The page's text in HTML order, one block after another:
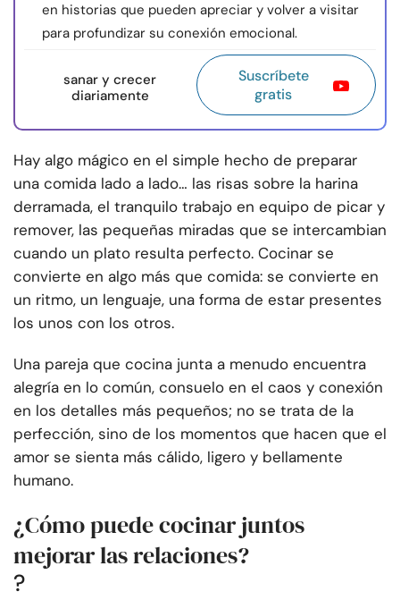
en historias que pueden apreciar y volver a visitar
para profundizar su conexión emocional.
sanar y crecer
diariamente
Suscríbete
gratis
Hay algo mágico en el simple hecho de preparar
una comida lado a lado… las risas sobre la harina
derramada, el tranquilo trabajo en equipo de picar y
remover, las pequeñas miradas que se intercambian
cuando un plato resulta perfecto. Cocinar se
convierte en algo más que comida: se convierte en
un ritmo, un lenguaje, una forma de estar presentes
los unos con los otros.
Una pareja que cocina junta a menudo encuentra
alegría en lo común, consuelo en el caos y conexión
en los detalles más pequeños; no se trata de la
perfección, sino de los momentos que hacen que el
amor se sienta más cálido, ligero y bellamente
humano.
¿Cómo puede cocinar juntos
mejorar las relaciones?
?